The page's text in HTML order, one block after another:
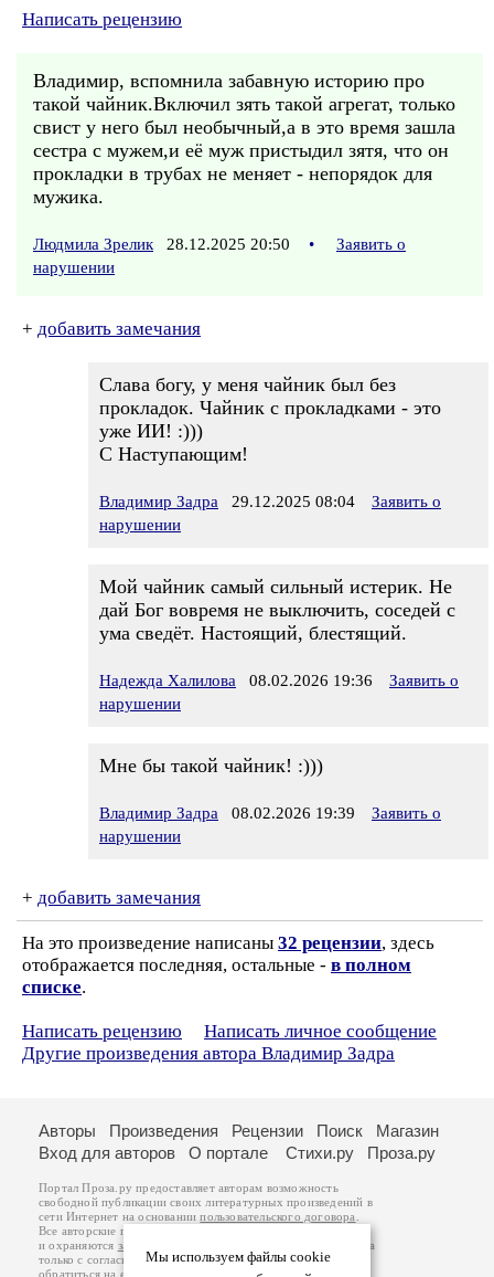
Написать рецензию
Владимир, вспомнила забавную историю про
такой чайник.Включил зять такой агрегат, только
свист у него был необычный,а в это время зашла
сестра с мужем,и её муж пристыдил зятя, что он
прокладки в трубах не меняет - непорядок для
мужика.
Людмила Зрелик 28.12.2025 20:50 •
Заявить о
нарушении
+ добавить замечания
Слава богу, у меня чайник был без
прокладок. Чайник с прокладками - это
уже ИИ! :)))
С Наступающим!
Владимир Задра 29.12.2025 08:04
Заявить о
нарушении
Мой чайник самый сильный истерик. Не
дай Бог вовремя не выключить, соседей с
ума сведёт. Настоящий, блестящий.
Надежда Халилова 08.02.2026 19:36
Заявить о
нарушении
Мне бы такой чайник! :)))
Владимир Задра 08.02.2026 19:39
Заявить о
нарушении
+ добавить замечания
На это произведение написаны 32 рецензии, здесь
отображается последняя, остальные - в полном
списке.
Написать рецензию
Написать личное сообщение
Другие произведения автора Владимир Задра
Мы используем файлы cookie
Авторы Произведения Рецензии Поиск
Магазин
Вход для авторов
О портале Стихи.ру Проза.ру
Портал Проза.ру предоставляет авторам возможность
свободной публикации своих литературных произведений в
сети Интернет на основаниипользовательского договора
Все авторские права на произведения принадлежат авторам
и охраняются законом
. Перепечатка произведений возможна
только с согласия его автора, к которому вы можете
обратиться на его авторской странице. Ответственность за